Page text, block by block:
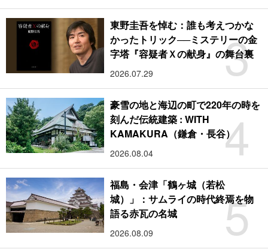
3
東野圭吾を悼む：誰も考えつかな
かったトリック──ミステリーの金
字塔『容疑者Ｘの献身』の舞台裏
2026.07.29
4
豪雪の地と海辺の町で220年の時を
刻んだ伝統建築 : WITH
KAMAKURA（鎌倉・長谷）
2026.08.04
5
福島・会津「鶴ヶ城（若松
城）」：サムライの時代終焉を物
語る赤瓦の名城
2026.08.09